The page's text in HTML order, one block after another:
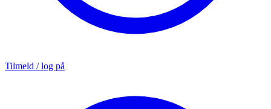
Tilmeld / log på